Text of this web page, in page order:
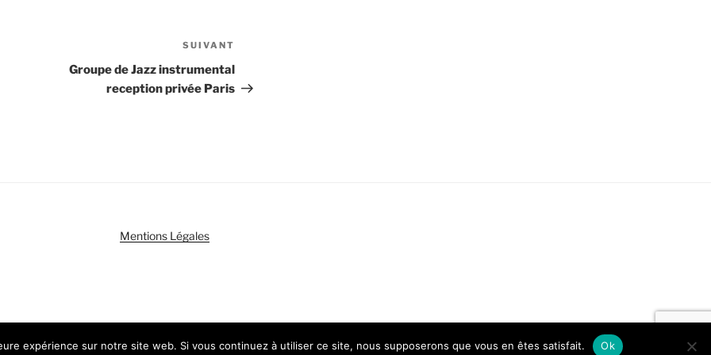
suivant
SUIVANT
Groupe de Jazz instrumental
reception privée Paris
Mentions Légales
expérience sur notre site web. Si vous continuez à utiliser ce site, nous supposerons que vous en êtes satisfait. Ok